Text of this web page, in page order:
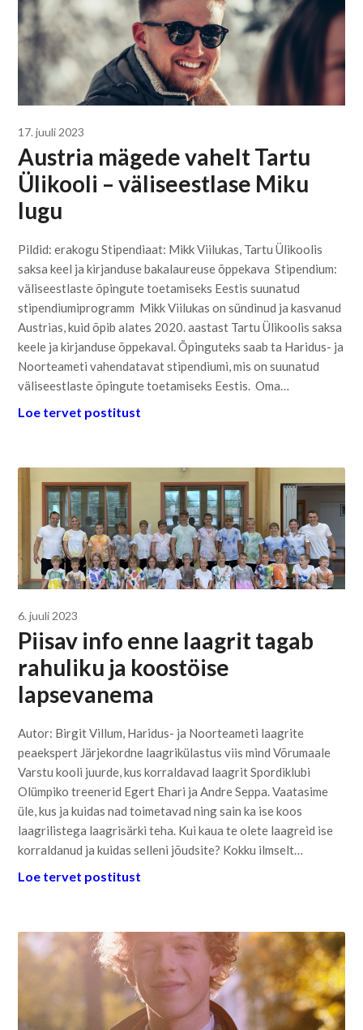
17. juuli 2023
Austria mägede vahelt Tartu
Ülikooli – väliseestlase Miku
lugu
Pildid: erakogu Stipendiaat: Mikk Viilukas, Tartu Ülikoolis
saksa keel ja kirjanduse bakalaureuse õppekava Stipendium:
väliseestlaste õpingute toetamiseks Eestis suunatud
stipendiumiprogramm Mikk Viilukas on sündinud ja kasvanud
Austrias, kuid õpib alates 2020. aastast Tartu Ülikoolis saksa
keele ja kirjanduse õppekaval. Õpinguteks saab ta Haridus- ja
Noorteameti vahendatavat stipendiumi, mis on suunatud
väliseestlaste õpingute toetamiseks Eestis. Oma…
Loe tervet postitust
6. juuli 2023
Piisav info enne laagrit tagab
rahuliku ja koostöise
lapsevanema
Autor: Birgit Villum, Haridus- ja Noorteameti laagrite
peaekspert Järjekordne laagrikülastus viis mind Võrumaale
Varstu kooli juurde, kus korraldavad laagrit Spordiklubi
Olümpiko treenerid Egert Ehari ja Andre Seppa. Vaatasime
üle, kus ja kuidas nad toimetavad ning sain ka ise koos
laagrilistega laagrisärki teha. Kui kaua te olete laagreid ise
korraldanud ja kuidas selleni jõudsite? Kokku ilmselt…
Loe tervet postitust